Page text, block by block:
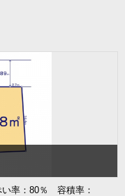
率：80％ 容積率：